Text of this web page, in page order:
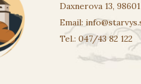
Daxnerova 13,
Email:
Tel.: 047/43 82 122